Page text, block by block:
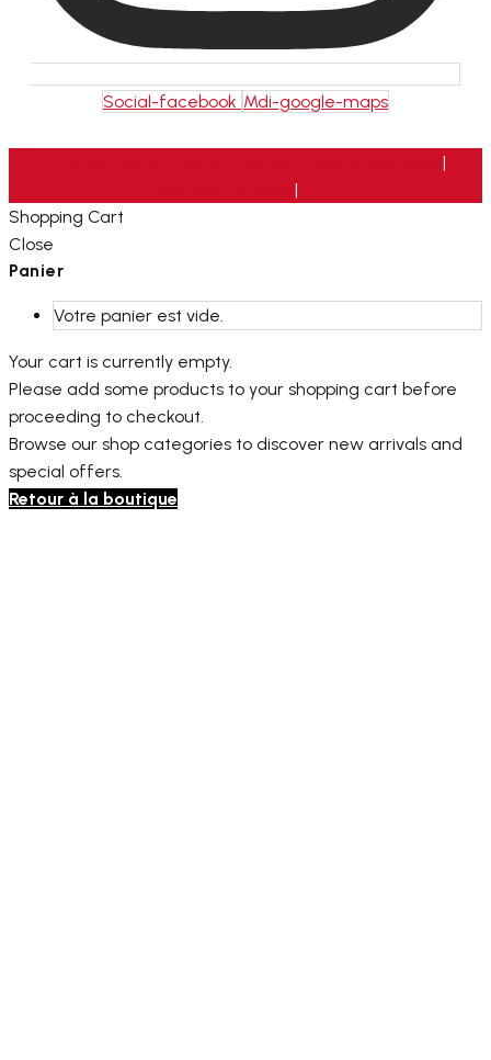
Social-facebook Mdi-google-maps
|
|
Shopping Cart
Close
Panier
Votre panier est vide.
Your cart is currently empty.
Please add some products to your shopping cart before
proceeding to checkout.
Browse our shop categories to discover new arrivals and
special offers.
Retour à la boutique